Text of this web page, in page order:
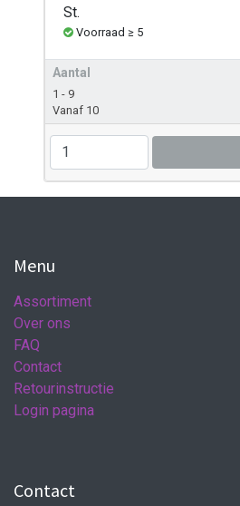
St.
Voorraad ≥ 5
Aantal
1 - 9
Vanaf 10
Menu
Assortiment
Over ons
FAQ
Contact
Retourinstructie
Login pagina
Contact